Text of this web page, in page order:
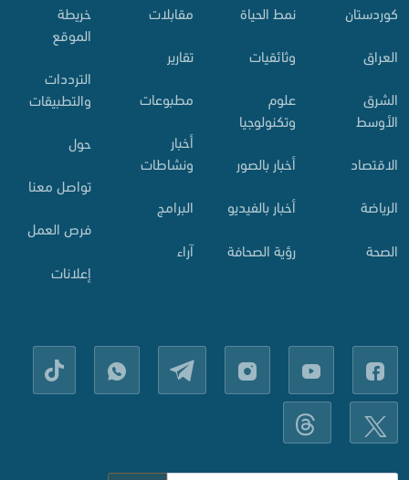
کوردستان
العراق
الشرق
الأوسط
الاقتصاد
الرياضة
الصحة
نمط الحياة
وثائقيات
علوم
وتكنولوجيا
أخبار بالصور
أخبار بالفيديو
رؤية الصحافة
مقابلات
تقارير
مطبوعات
أخبار
ونشاطات
البرامج
آراء
خريطة
الموقع
الترددات
والتطبيقات
حول
تواصل معنا
فرص العمل
إعلانات